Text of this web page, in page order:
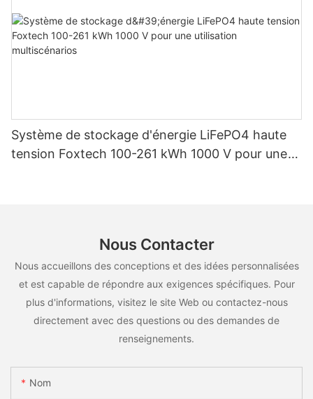
Système de stockage d'énergie LiFePO4 haute
tension Foxtech 100-261 kWh 1000 V pour une
Nous Contacter
Nous accueillons des conceptions et des idées personnalisées
et est capable de répondre aux exigences spécifiques. Pour
plus d'informations, visitez le site Web ou contactez-nous
directement avec des questions ou des demandes de
renseignements.
Nom